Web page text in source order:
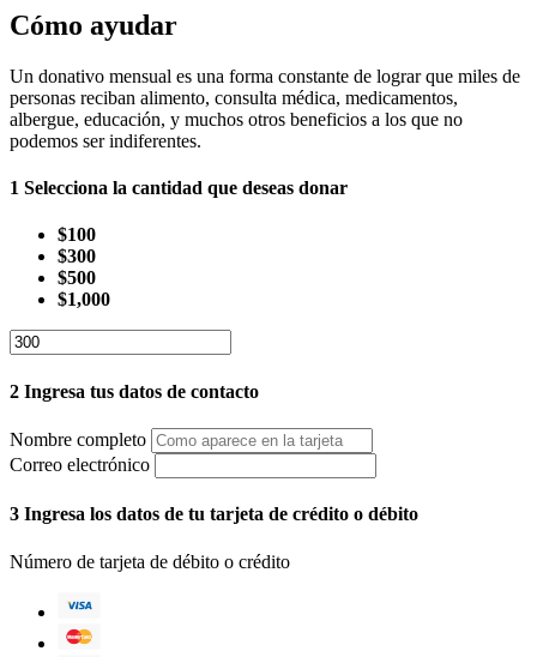
Cómo ayudar
Un donativo mensual es una forma constante de lograr que miles de
personas reciban alimento, consulta médica, medicamentos,
albergue, educación, y muchos otros beneficios a los que no
podemos ser indiferentes.
1 Selecciona la cantidad que deseas donar
$100
$300
$500
$1,000
2 Ingresa tus datos de contacto
Nombre completo
Correo electrónico
3 Ingresa los datos de tu tarjeta de crédito o débito
Número de tarjeta de débito o crédito